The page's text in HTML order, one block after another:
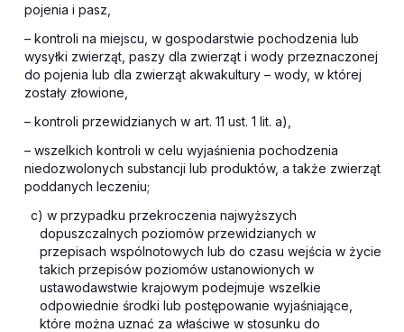
pojenia i pasz,
– kontroli na miejscu, w gospodarstwie pochodzenia lub
wysyłki zwierząt, paszy dla zwierząt i wody przeznaczonej
do pojenia lub dla zwierząt akwakultury – wody, w której
zostały złowione,
– kontroli przewidzianych w art. 11 ust. 1 lit. a),
– wszelkich kontroli w celu wyjaśnienia pochodzenia
niedozwolonych substancji lub produktów, a także zwierząt
poddanych leczeniu;
c) w przypadku przekroczenia najwyższych
dopuszczalnych poziomów przewidzianych w
przepisach wspólnotowych lub do czasu wejścia w życie
takich przepisów poziomów ustanowionych w
ustawodawstwie krajowym podejmuje wszelkie
odpowiednie środki lub postępowanie wyjaśniające,
które można uznać za właściwe w stosunku do